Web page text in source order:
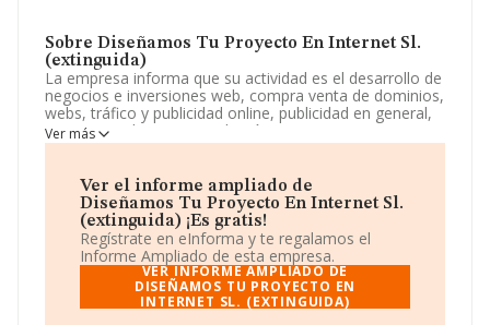
Sobre Diseñamos Tu Proyecto En Internet Sl.
(extinguida)
La empresa informa que su actividad es el desarrollo de
negocios e inversiones web, compra venta de dominios,
webs, tráfico y publicidad online, publicidad en general,
negocios online, intermediación en negocios y
contactos comerciales por web, inversiones en
aparece inscrita en el Registro Mercantil como Sociedad
Limitada. Su actividad CNAE es '%cnae%' con código
6210. No realiza actividad de importación y/o
exportación.
La sociedadDiseñamos Tu Proyecto En Internet
S.L. (extinguida), CIF B86811502, tiene su domicilio
social establecido en Calle Tabernillas núm. 6, (28005),
Ver más
Ver el informe ampliado de
Diseñamos Tu Proyecto En Internet Sl.
(extinguida) ¡Es gratis!
Regístrate en eInforma y te regalamos el
Informe Ampliado de esta empresa.
VER INFORME AMPLIADO DE
DISEÑAMOS TU PROYECTO EN
INTERNET SL. (EXTINGUIDA)